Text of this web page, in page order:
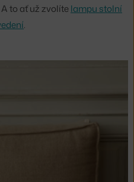
to ať už zvolítelampu stolní
.